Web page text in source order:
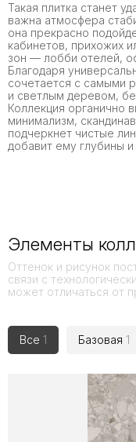
Такая плитка станет
важна атмосфера
она прекрасно
кабинетов, прихожих
зон — лобби отелей,
Благодаря
сочетается с самыми
и светлым деревом,
Коллекция органично
минимализм,
подчеркнет чистые
добавит ему глубины и
Элементы
Оттенок и рисунок
связи с
может отличаться от
Все 1 Базовая 1